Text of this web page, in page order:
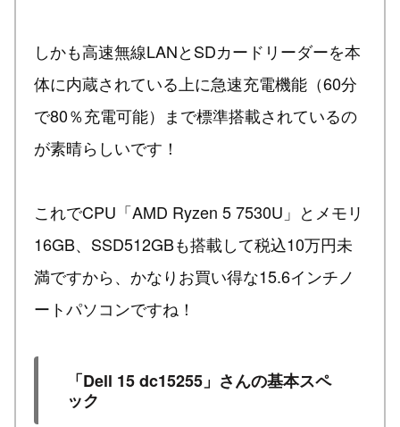
しかも高速無線LANとSDカードリーダーを本
体に内蔵されている上に急速充電機能（60分
で80％充電可能）まで標準搭載されているの
が素晴らしいです！
これでCPU「AMD Ryzen 5 7530U」とメモリ
16GB、SSD512GBも搭載して税込10万円未
満ですから、かなりお買い得な15.6インチノ
ートパソコンですね！
「Dell 15 dc15255」さんの基本スペ
ック